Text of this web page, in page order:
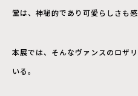
堂は、神秘的であり可愛らしさも感
本展では、そんなヴァンスのロザ
いる。